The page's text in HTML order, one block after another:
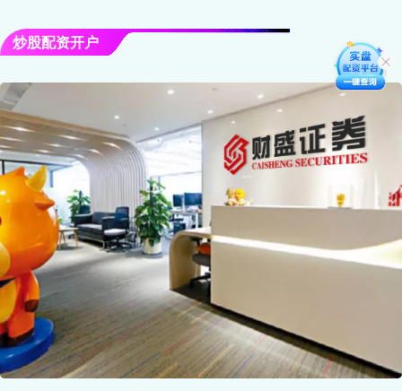
炒股配资开户